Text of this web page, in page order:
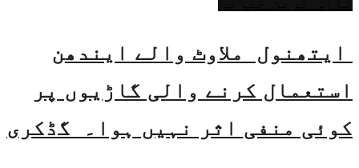
ایتھنول ملاوٹ والے ایندھن
استعمال کرنے والی گاڑیوں پر
کوئی منفی اثر نہیں ہوا۔ گڈکری